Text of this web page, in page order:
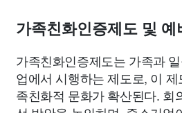
가족친화인증제도 및 예
가족친화인증제도는 가족과
업에서 시행하는 제도로, 이
족친화적 문화가 확산된다. 회